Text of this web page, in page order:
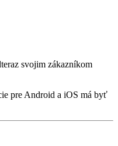
svojim zákazníkom
pre Android a iOS má byť